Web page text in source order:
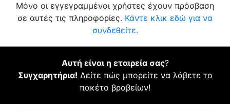
Μόνο οι εγγεγραμμένοι χρήστες έχουν πρόσβαση
σε αυτές τις πληροφορίες. Κάντε κλικ εδώ για να
συνδεθείτε.
Αυτή είναι η εταιρεία σας?
Συγχαρητήρια! Δείτε πώς μπορείτε να λάβετε το
πακέτο βραβείων!